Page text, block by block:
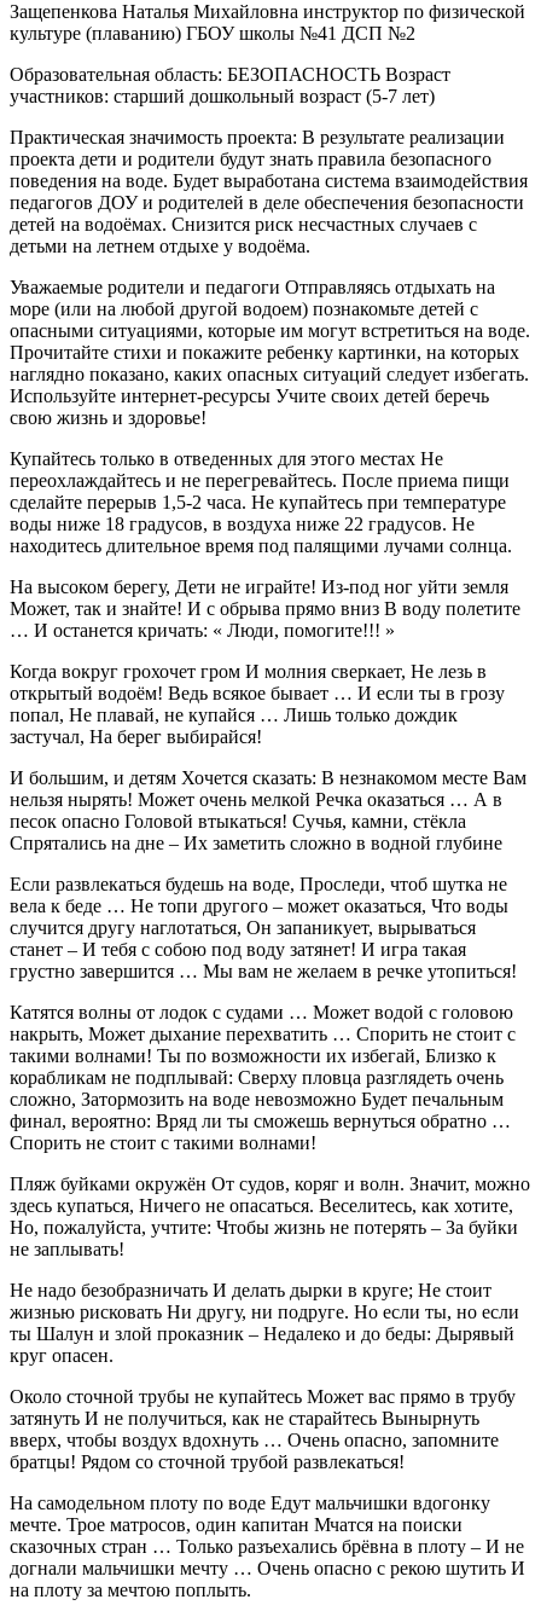
Защепенкова Наталья Михайловна инструктор по физической
культуре (плаванию) ГБОУ школы №41 ДСП №2
Образовательная область: БЕЗОПАСНОСТЬ Возраст
участников: старший дошкольный возраст (5-7 лет)
Практическая значимость проекта: В результате реализации
проекта дети и родители будут знать правила безопасного
поведения на воде. Будет выработана система взаимодействия
педагогов ДОУ и родителей в деле обеспечения безопасности
детей на водоёмах. Снизится риск несчастных случаев с
детьми на летнем отдыхе у водоёма.
Уважаемые родители и педагоги Отправляясь отдыхать на
море (или на любой другой водоем) познакомьте детей с
опасными ситуациями, которые им могут встретиться на воде.
Прочитайте стихи и покажите ребенку картинки, на которых
наглядно показано, каких опасных ситуаций следует избегать.
Используйте интернет-ресурсы Учите своих детей беречь
свою жизнь и здоровье!
Купайтесь только в отведенных для этого местах Не
переохлаждайтесь и не перегревайтесь. После приема пищи
сделайте перерыв 1,5-2 часа. Не купайтесь при температуре
воды ниже 18 градусов, в воздуха ниже 22 градусов. Не
находитесь длительное время под палящими лучами солнца.
На высоком берегу, Дети не играйте! Из-под ног уйти земля
Может, так и знайте! И с обрыва прямо вниз В воду полетите
… И останется кричать: « Люди, помогите!!! »
Когда вокруг грохочет гром И молния сверкает, Не лезь в
открытый водоём! Ведь всякое бывает … И если ты в грозу
попал, Не плавай, не купайся … Лишь только дождик
застучал, На берег выбирайся!
И большим, и детям Хочется сказать: В незнакомом месте Вам
нельзя нырять! Может очень мелкой Речка оказаться … А в
песок опасно Головой втыкаться! Сучья, камни, стёкла
Спрятались на дне – Их заметить сложно в водной глубине
Если развлекаться будешь на воде, Проследи, чтоб шутка не
вела к беде … Не топи другого – может оказаться, Что воды
случится другу наглотаться, Он запаникует, вырываться
станет – И тебя с собою под воду затянет! И игра такая
грустно завершится … Мы вам не желаем в речке утопиться!
Катятся волны от лодок с судами … Может водой с головою
накрыть, Может дыхание перехватить … Спорить не стоит с
такими волнами! Ты по возможности их избегай, Близко к
корабликам не подплывай: Сверху пловца разглядеть очень
сложно, Затормозить на воде невозможно Будет печальным
финал, вероятно: Вряд ли ты сможешь вернуться обратно …
Спорить не стоит с такими волнами!
Пляж буйками окружён От судов, коряг и волн. Значит, можно
здесь купаться, Ничего не опасаться. Веселитесь, как хотите,
Но, пожалуйста, учтите: Чтобы жизнь не потерять – За буйки
не заплывать!
Не надо безобразничать И делать дырки в круге; Не стоит
жизнью рисковать Ни другу, ни подруге. Но если ты, но если
ты Шалун и злой проказник – Недалеко и до беды: Дырявый
круг опасен.
Около сточной трубы не купайтесь Может вас прямо в трубу
затянуть И не получиться, как не старайтесь Вынырнуть
вверх, чтобы воздух вдохнуть … Очень опасно, запомните
братцы! Рядом со сточной трубой развлекаться!
На самодельном плоту по воде Едут мальчишки вдогонку
мечте. Трое матросов, один капитан Мчатся на поиски
сказочных стран … Только разъехались брёвна в плоту – И не
догнали мальчишки мечту … Очень опасно с рекою шутить И
на плоту за мечтою поплыть.